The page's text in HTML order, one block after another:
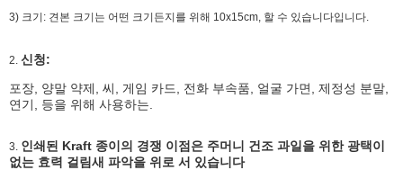
3) 크기: 견본 크기는 어떤 크기든지를 위해 10x15cm, 할 수 있습니다입니다.
2. 신청:
포장, 양말 약제, 씨, 게임 카드, 전화 부속품, 얼굴 가면, 제정성 분말,
연기, 등을 위해 사용하는.
3. 인쇄된 Kraft 종이의 경쟁 이점은 주머니 건조 과일을 위한 광택이
없는 효력 걸림새 파악을 위로 서 있습니다